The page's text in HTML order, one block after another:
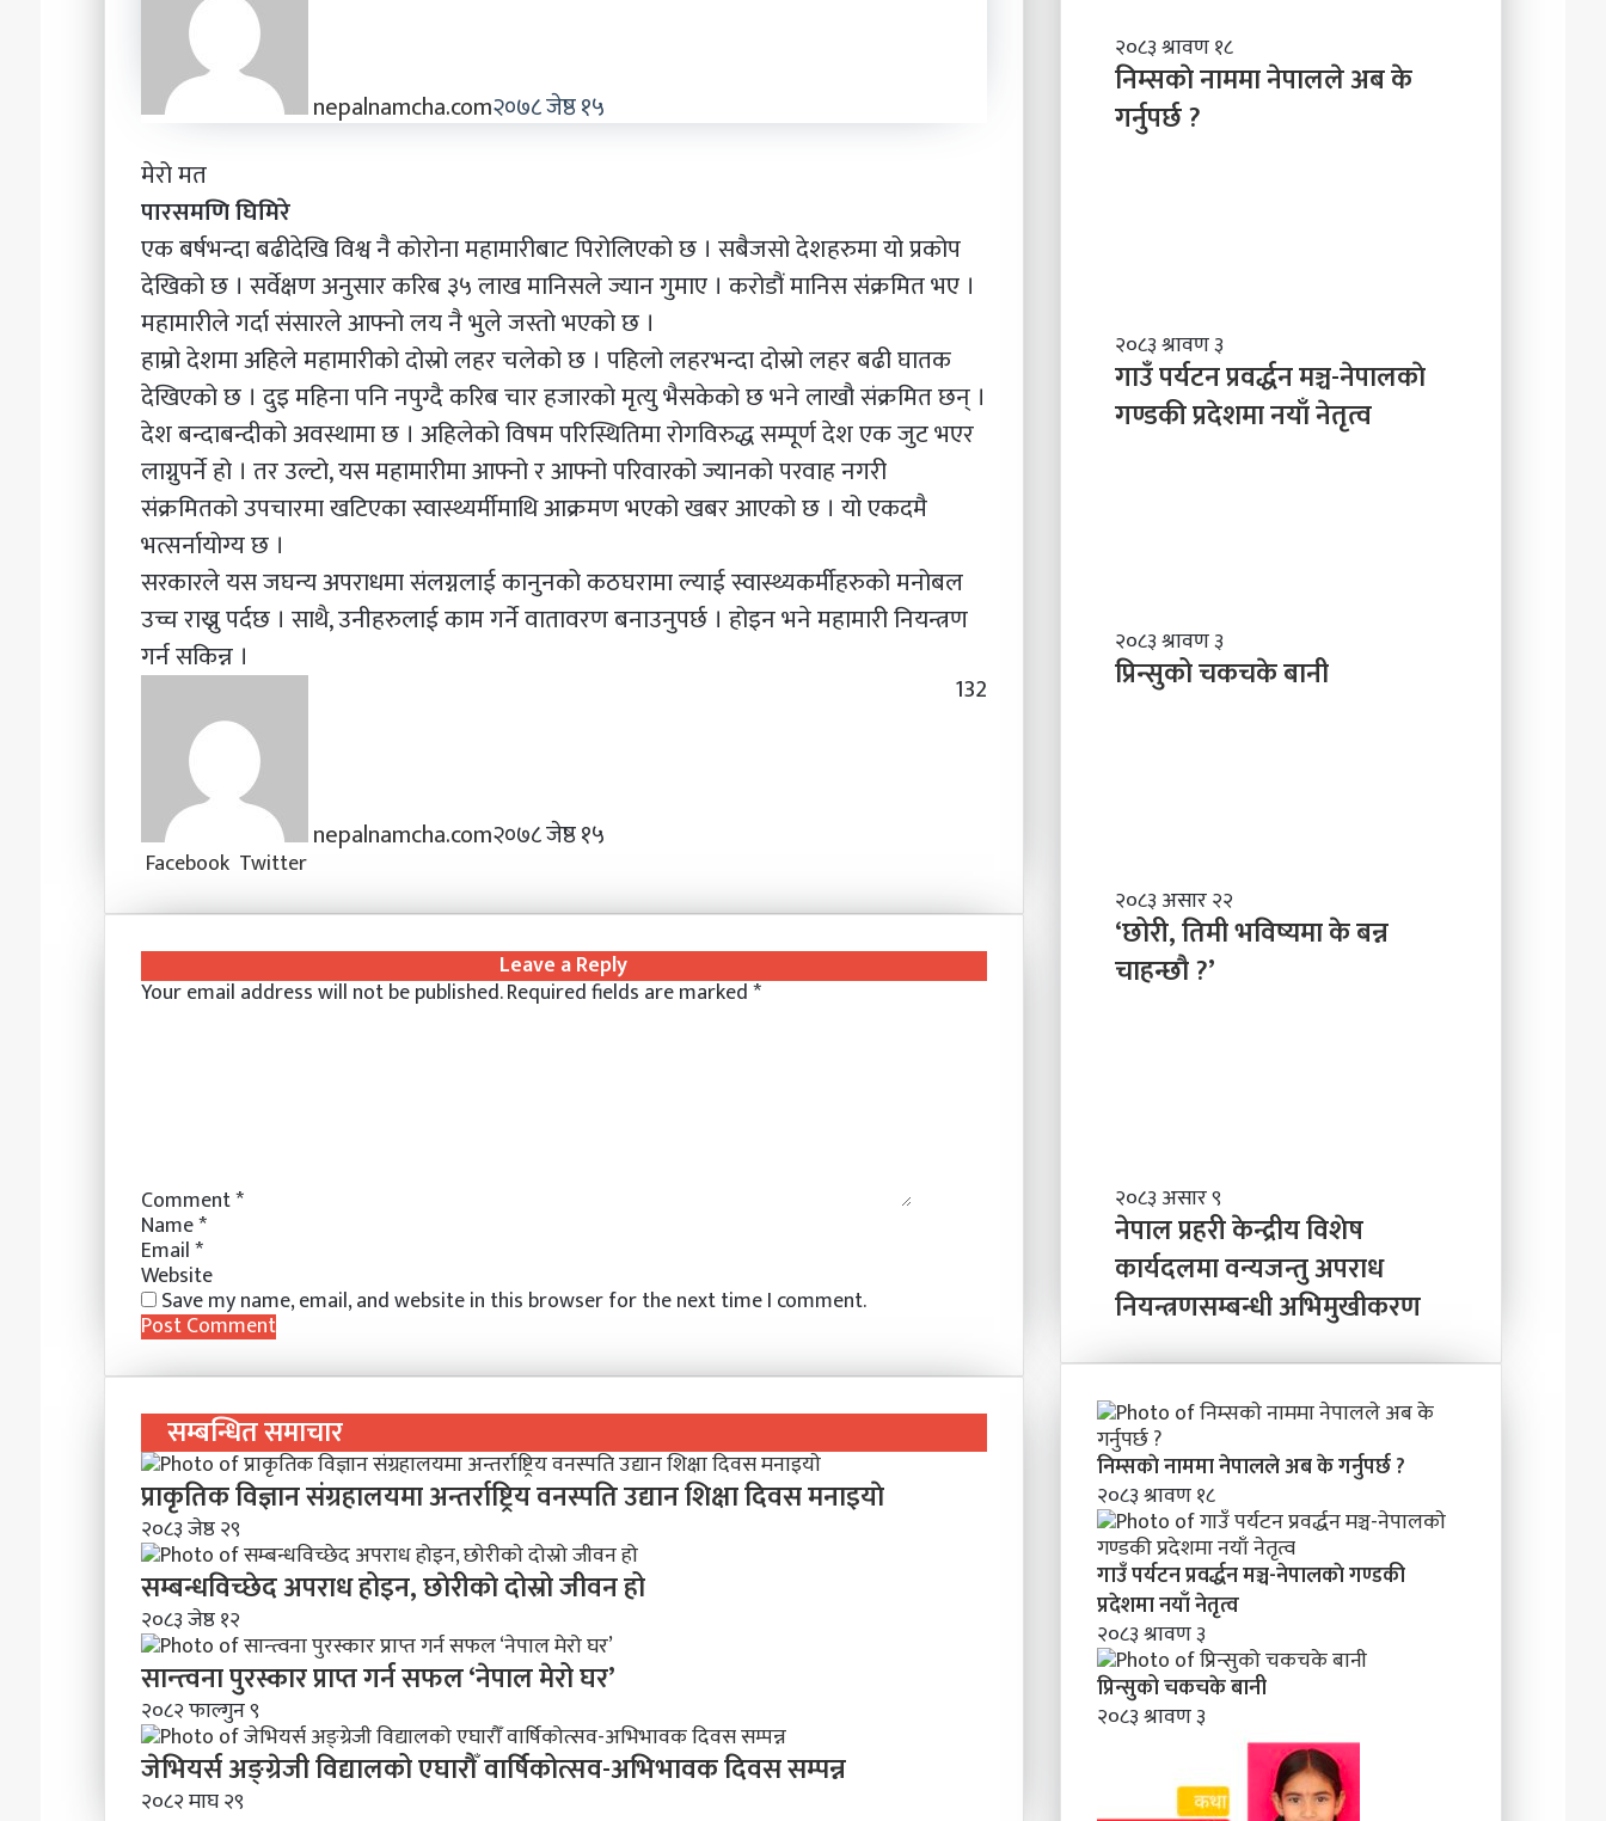
nepalnamcha.com२०७८ जेष्ठ १५
मेरो मत
पारसमणि घिमिरे
एक बर्षभन्दा बढीदेखि विश्व नै कोरोना महामारीबाट पिरोलिएको छ । सबैजसो देशहरुमा यो प्रकोप
देखिको छ । सर्वेक्षण अनुसार करिब ३५ लाख मानिसले ज्यान गुमाए । करोडौं मानिस संंक्रमित भए ।
महामारीले गर्दा संसारले आफ्नो लय नै भुले जस्तो भएको छ ।
हाम्रो देशमा अहिले महामारीको दोस्रो लहर चलेको छ । पहिलो लहरभन्दा दोस्रो लहर बढी घातक
देखिएको छ । दुइ महिना पनि नपुग्दै करिब चार हजारको मृत्यु भैसकेको छ भने लाखौ संक्रमित छन् ।
देश बन्दाबन्दीको अवस्थामा छ । अहिलेको विषम परिस्थितिमा रोगविरुद्ध सम्पूर्ण देश एक जुट भएर
लाग्नुपर्ने हो । तर उल्टो, यस महामारीमा आफ्नो र आफ्नो परिवारको ज्यानको परवाह नगरी
संक्रमितको उपचारमा खटिएका स्वास्थ्यर्मीमाथि आक्रमण भएको खबर आएको छ । यो एकदमै
भत्सर्नायोग्य छ ।
सरकारले यस जघन्य अपराधमा संलग्नलाई कानुनको कठघरामा ल्याई स्वास्थ्यकर्मीहरुको मनोबल
उच्च राख्नु पर्दछ । साथै, उनीहरुलाई काम गर्ने वातावरण बनाउनुपर्छ । होइन भने महामारी नियन्त्रण
गर्न सकिन्न ।
nepalnamcha.com२०७८ जेष्ठ १५
132
Facebook Twitter
Email
Leave a Reply
Your email address will not be published.Required fields are marked*
Comment*
Name*
Email*
Website
Save my name, email, and website in this browser for the next time I comment.
सम्बन्धित समाचार
प्राकृतिक विज्ञान संग्रहालयमा अन्तर्राष्ट्रिय वनस्पति उद्यान शिक्षा दिवस मनाइयाे
२०८३ जेष्ठ २९
सम्बन्धविच्छेद अपराध होइन, छाेरीकाे दोस्रो जीवन हो
२०८३ जेष्ठ १२
सान्त्वना पुरस्कार प्राप्त गर्न सफल ‘नेपाल मेरो घर’
२०८२ फाल्गुन ९
जेभियर्स अङ्ग्रेजी विद्यालको एघारौँ वार्षिकोत्सव-अभिभावक दिवस सम्पन्न
२०८२ माघ २९
निम्सकाे
नाममा
नेपालले
अब
२०८३ श्रावण १८
निम्सकाे नाममा नेपालले अब के
गर्नुपर्छ ?
गाउँ
पर्यटन
प्रवर्द्धन
मञ्च-
२०८३ श्रावण ३
गाउँ पर्यटन प्रवर्द्धन मञ्च-नेपालकाे
गण्डकी प्रदेशमा नयाँ नेतृत्व
प्रिन्सुको
चकचके
बानी
२०८३ श्रावण ३
प्रिन्सुको चकचके बानी
‘छोरी,
तिमी
भविष्यमा
के
२०८३ असार २२
‘छोरी, तिमी भविष्यमा के बन्न
चाहन्छौ ?’
नेपाल
प्रहरी
केन्द्रीय
विशेष
कार्यदलमा
अपराध
अभिमुखीकरण
२०८३ असार ९
नेपाल प्रहरी केन्द्रीय विशेष
कार्यदलमा वन्यजन्तु अपराध
नियन्त्रणसम्बन्धी अभिमुखीकरण
निम्सकाे नाममा नेपालले अब के गर्नुपर्छ ?
२०८३ श्रावण १८
गाउँ पर्यटन प्रवर्द्धन मञ्च-नेपालकाे गण्डकी
प्रदेशमा नयाँ नेतृत्व
२०८३ श्रावण ३
प्रिन्सुको चकचके बानी
२०८३ श्रावण ३